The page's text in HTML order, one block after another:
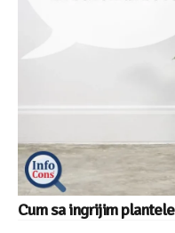
Cum sa ingrijim